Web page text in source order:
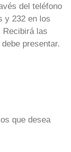
del teléfono
y 232 en los
Recibirá las
presentar.
que desea